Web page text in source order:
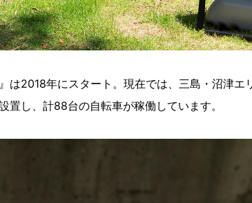
は2018年にスタート。現在では、三島・沼津エ
置し、計88台の自転車が稼働しています。